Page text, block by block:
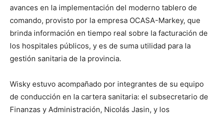
avances en la implementación del moderno tablero de
comando, provisto por la empresa OCASA-Markey, que
brinda información en tiempo real sobre la facturación de
los hospitales públicos, y es de suma utilidad para la
gestión sanitaria de la provincia.
Wisky estuvo acompañado por integrantes de su equipo
de conducción en la cartera sanitaria: el subsecretario de
Finanzas y Administración, Nicolás Jasin, y los